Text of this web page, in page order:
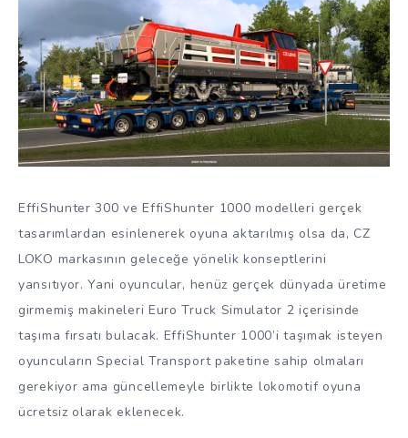
EffiShunter 300 ve EffiShunter 1000 modelleri gerçek
tasarımlardan esinlenerek oyuna aktarılmış olsa da, CZ
LOKO markasının geleceğe yönelik konseptlerini
yansıtıyor. Yani oyuncular, henüz gerçek dünyada üretime
girmemiş makineleri Euro Truck Simulator 2 içerisinde
taşıma fırsatı bulacak. EffiShunter 1000’i taşımak isteyen
oyuncuların Special Transport paketine sahip olmaları
gerekiyor ama güncellemeyle birlikte lokomotif oyuna
ücretsiz olarak eklenecek.